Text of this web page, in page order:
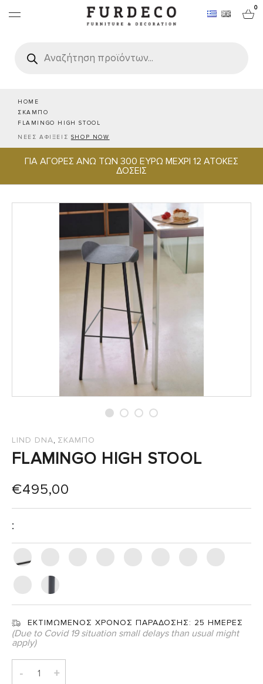
0
search
HOME
ΣΚΑΜΠΟ
FLAMINGO HIGH STOOL
ΝΕΕΣ ΑΦΙΞΕΙΣ SHOP NOW
ΓΙΑ ΑΓΟΡΕΣ ΑΝΩ ΤΩΝ 300 ΕΥΡΩ ΜΕΧΡΙ 12 ΑΤΟΚΕΣ
ΔΟΣΕΙΣ
ΕΠΙΠΛΑ
ΧΑΛΙΑ
ΕΙΔΗ ΣΕΡΒΙΡΙΣΜΑΤΟΣ & ΦΙΛΟΞΕΝΙΑΣ
LIND DNA, ΣΚΑΜΠΟ
FLAMINGO HIGH STOOL
€495,00
:
ΕΚΤΙΜΩΜΕΝΟΣ ΧΡΟΝΟΣ ΠΑΡΑΔΟΣΗΣ: 25 ΗΜΕΡΕΣ
(Due to Covid 19 situation small delays than usual might
apply)
- +